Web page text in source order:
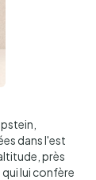
dans l'est
près
qui lui confère